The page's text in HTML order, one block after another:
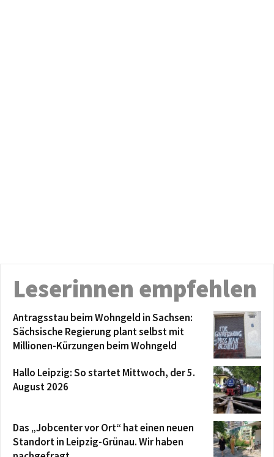
Leserinnen empfehlen
Antragsstau beim Wohngeld in Sachsen:
Sächsische Regierung plant selbst mit
Millionen-Kürzungen beim Wohngeld
Hallo Leipzig: So startet Mittwoch, der 5.
August 2026
Das „Jobcenter vor Ort“ hat einen neuen
Standort in Leipzig-Grünau. Wir haben